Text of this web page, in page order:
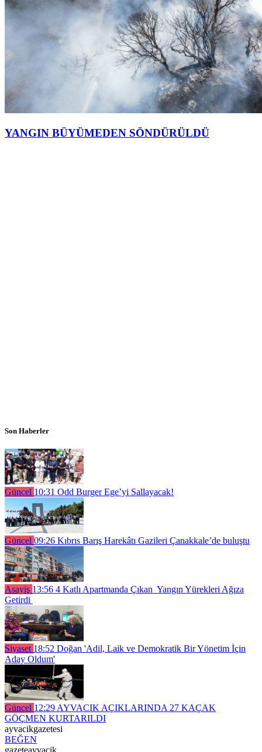
YANGIN BÜYÜMEDEN SÖNDÜRÜLDÜ
Son Haberler
Güncel 10:31 Odd Burger Ege’yi Sallayacak!
Güncel 09:26 Kıbrıs Barış Harekâtı Gazileri Çanakkale’de buluştu
Asayiş 13:56 4 Katlı Apartmanda Çıkan Yangın Yürekleri Ağıza
Getirdi
Siyaset 18:52 Doğan 'Adil, Laik ve Demokratik Bir Yönetim İçin
Aday Oldum'
Güncel 12:29 AYVACIK AÇIKLARINDA 27 KAÇAK
GÖÇMEN KURTARILDI
ayvacikgazetesi
BEĞEN
gazeteayvacik